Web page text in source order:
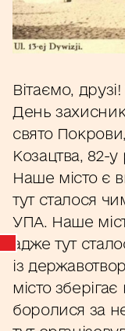
Вітаємо,
День
свято
Козацтва, 82-
Наше місто є
тут сталося
УПА. Наше
адже тут
із
місто
боролися за